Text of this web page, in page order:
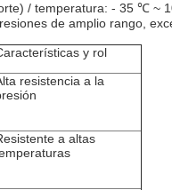
/ temperatura: - 35 ℃ ~
de amplio rango,
y rol
resistencia a la
a altas